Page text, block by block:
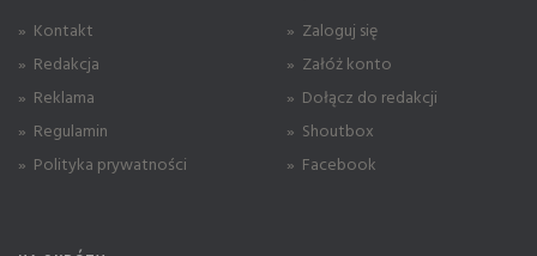
» Kontakt
» Redakcja
» Reklama
» Regulamin
» Polityka prywatności
» Zaloguj się
» Załóż konto
» Dołącz do redakcji
» Shoutbox
» Facebook